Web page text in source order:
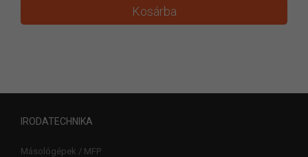
Kosárba
IRODATECHNIKA
Másológépek / MFP